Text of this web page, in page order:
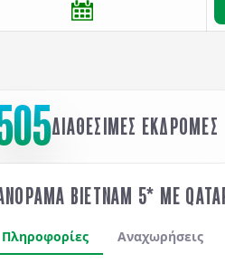
ΔΙΑΘΕΣΙΜΕΣ ΕΚΔΡΟΜΕΣ
ΒΙΕΤΝΑΜ 5* ME
Πληροφορίες Αναχωρήσεις